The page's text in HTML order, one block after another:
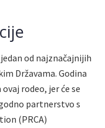
od najznačajnijih
Državama. Godina
rodeo, jer će se
partnerstvo s
(PRCA)